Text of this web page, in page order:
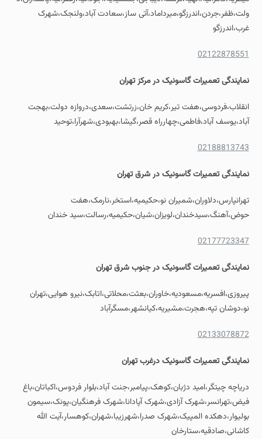
ولت،ظفر،جردن،اندرزگو،میرداماد،آتی ساز،سعادت آباد،ولنجک،شهرک
غرب،اندرزگو
02122878551
نمایندگیتعمیرات گاسونیک در مرکز تهران
انقلاب،فردوسی،هفت تیر،کریم خان،زرتشت،سعدی،دروازه دولت،بهجت
آباد،یوسف آباد،فاطمی،چهارراه قصر،گیشا،بهبودی،شهرآرا،توحید
02188813743
نمایندگیتعمیرات گاسونیکدر شرق تهران
تهرانپارس،دلاوران،شمیران نو،حکیمیه،استخر،نارمک،هفت
حوض،آهنگ،سیدخندان،لویزان،شیان،حکیمیه،رسالت،سید خندان
02177723347
نمایندگیتعمیرات گاسونیکدر جنوب شرق تهران
پیروزی،افسریه،مسعودیه،خاوران،بعثت،محلاتی،اتابک،نیرو هوایی،تهران
نو،دوشان تپه،هجرت،مشیریه،کیانشهر،مسگرآباد
02133078872
نمایندگیتعمیرات گاسونیکدرغرب تهران
دریاچه چیتگر،امید دژبان،کوهک،پیامبر،جنت آباد،بلوار فردوس،اکباتان،باغ
فیض،تهرانسر،شهرک آزادی،شهرک آپادانا،شهرک فرهنگیان،پونک،سیمون
بولیوار،دهکده المپیک،شهرک صدرا،شهرزیبا،شهران،کوهسار،آیت الله
کاشانی،صادقیه،ستارخان